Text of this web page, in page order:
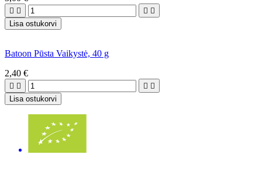
   
Lisa ostukorvi
Batoon Pūsta Vaikystė, 40 g
2,40 €
   
Lisa ostukorvi